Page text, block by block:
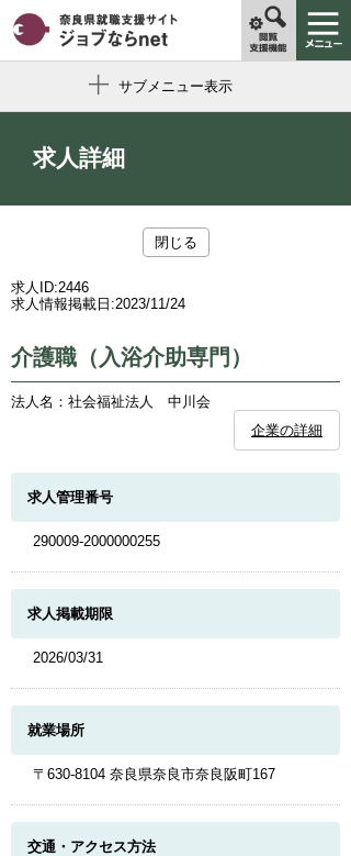
サブメニュー表示
求人詳細
閉じる
求人ID:2446
求人情報掲載日:2023/11/24
介護職（入浴介助専門）
法人名：社会福祉法人 中川会
企業の詳細
求人管理番号
290009-2000000255
求人掲載期限
2026/03/31
就業場所
〒630-8104 奈良県奈良市奈良阪町167
交通・アクセス方法